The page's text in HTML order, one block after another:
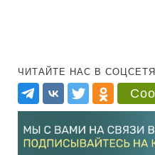
ЧИТАЙТЕ НАС В